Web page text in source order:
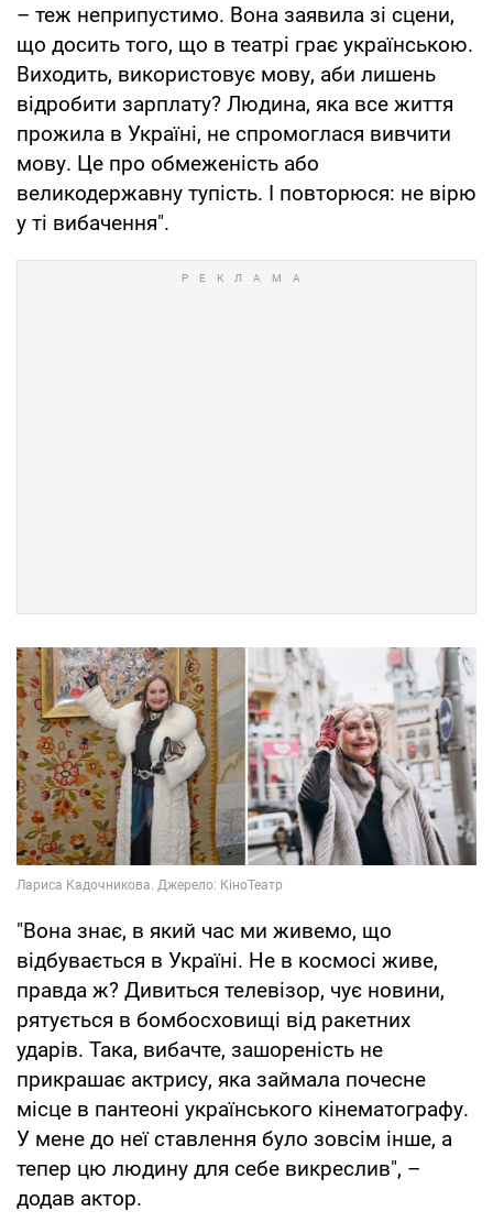
– теж неприпустимо. Вона заявила зі сцени,
що досить того, що в театрі грає українською.
Виходить, використовує мову, аби лишень
відробити зарплату? Людина, яка все життя
прожила в Україні, не спромоглася вивчити
мову. Це про обмеженість або
великодержавну тупість. І повторюся: не вірю
у ті вибачення".
"Вона знає, в який час ми живемо, що
відбувається в Україні. Не в космосі живе,
правда ж? Дивиться телевізор, чує новини,
рятується в бомбосховищі від ракетних
ударів. Така, вибачте, зашореність не
прикрашає актрису, яка займала почесне
місце в пантеоні українського кінематографу.
У мене до неї ставлення було зовсім інше, а
тепер цю людину для себе викреслив", –
додав актор.